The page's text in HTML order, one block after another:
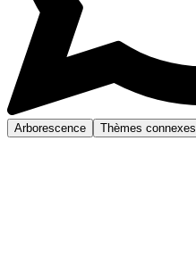
Arborescence Thèmes connexes